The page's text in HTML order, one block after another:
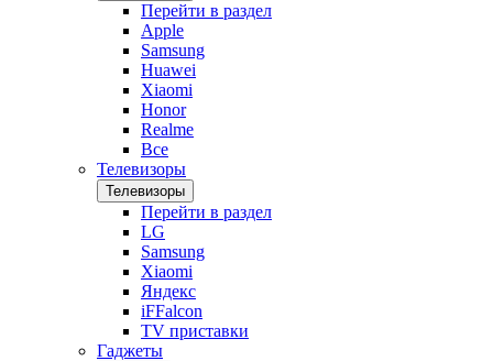
Перейти в раздел
Apple
Samsung
Huawei
Xiaomi
Honor
Realme
Все
Телевизоры
Телевизоры
Перейти в раздел
LG
Samsung
Xiaomi
Яндекс
iFFalcon
TV приставки
Гаджеты